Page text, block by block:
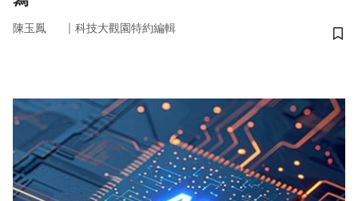
陳玉鳳 ｜ 科技大觀園特約編輯
儲